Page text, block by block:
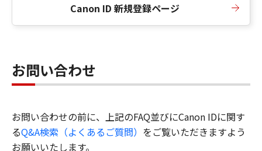
Canon ID 新規登録ページ
お問い合わせ
お問い合わせの前に、上記のFAQ並びにCanon IDに関す
るQ&A検索（よくあるご質問） をご覧いただきますよう
お願いいたします。